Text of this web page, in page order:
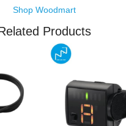
Shop Woodmart
Products